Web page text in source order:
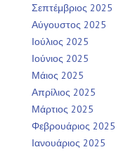
Σεπτέμβριος 2025
Αύγουστος 2025
Ιούλιος 2025
Ιούνιος 2025
Μάιος 2025
Απρίλιος 2025
Μάρτιος 2025
Φεβρουάριος 2025
Ιανουάριος 2025